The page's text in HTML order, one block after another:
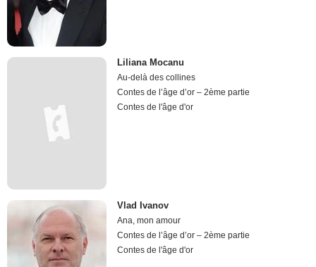
Liliana Mocanu
Au-delà des collines
Contes de l’âge d’or – 2ème partie
Contes de l'âge d'or
Vlad Ivanov
Ana, mon amour
Contes de l’âge d’or – 2ème partie
Contes de l'âge d'or